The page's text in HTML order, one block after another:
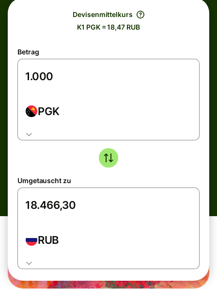
Devisenmittelkurs
K1 PGK = 18,47 RUB
Betrag
PGK
Umgetauscht zu
RUB